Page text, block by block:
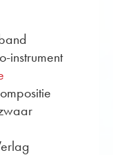
instrument